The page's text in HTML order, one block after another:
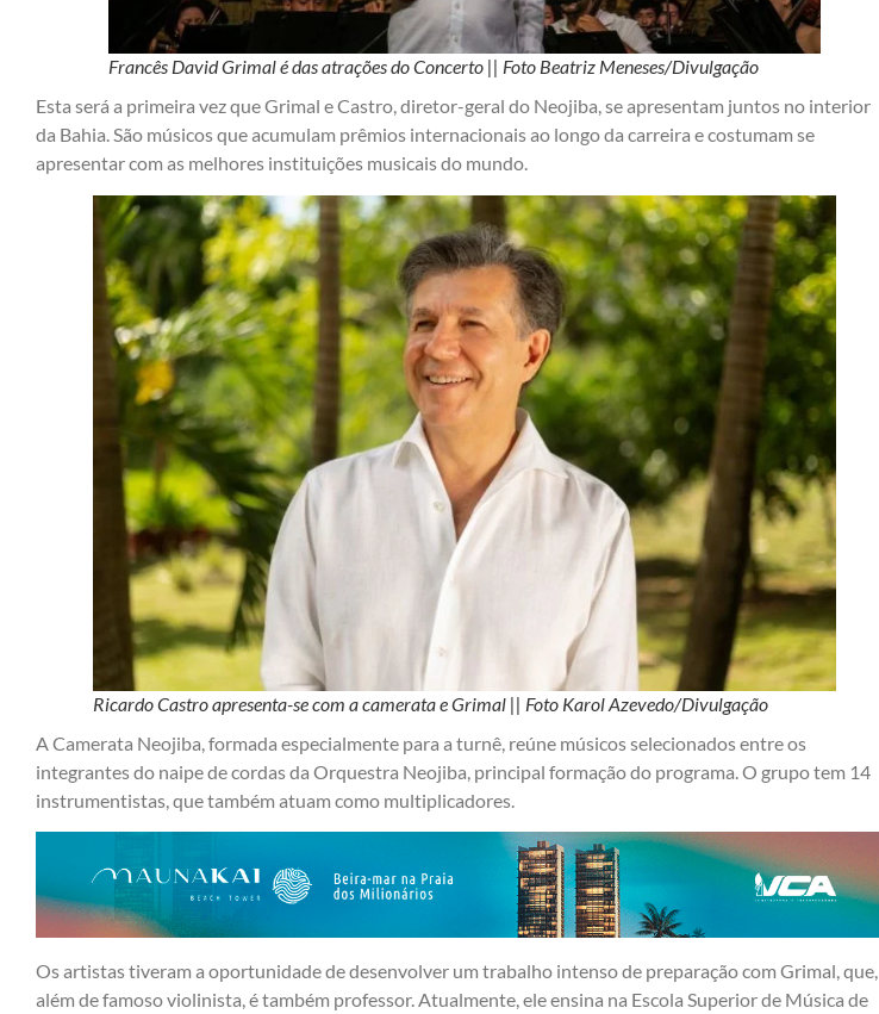
Francês David Grimal é das atrações do Concerto || Foto Beatriz Meneses/Divulgação
Esta será a primeira vez que Grimal e Castro, diretor-geral do Neojiba, se apresentam juntos no interior
da Bahia. São músicos que acumulam prêmios internacionais ao longo da carreira e costumam se
apresentar com as melhores instituições musicais do mundo.
Ricardo Castro apresenta-se com a camerata e Grimal || Foto Karol Azevedo/Divulgação
A Camerata Neojiba, formada especialmente para a turnê, reúne músicos selecionados entre os
integrantes do naipe de cordas da Orquestra Neojiba, principal formação do programa. O grupo tem 14
instrumentistas, que também atuam como multiplicadores.
Os artistas tiveram a oportunidade de desenvolver um trabalho intenso de preparação com Grimal, que,
além de famoso violinista, é também professor. Atualmente, ele ensina na Escola Superior de Música de